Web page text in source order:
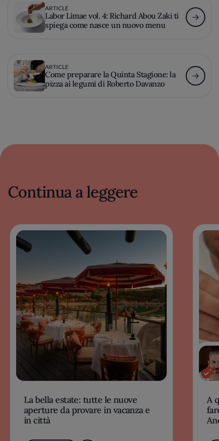
ARTICLE
Labor Limae vol. 4: Richard Abou Zaki ti
spiega come nasce un nuovo menu
ARTICLE
Come preparare la Quinta Stagione: la
pizza ai legumi di Roberto Davanzo
Continua a leggere
La bella estate: tutte le nuove
aperture da provare in vacanza e
in città
A